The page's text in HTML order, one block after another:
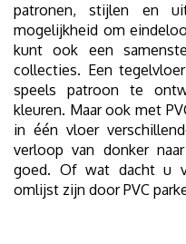
patronen, stijlen en
mogelijkheid om
kunt ook een
collecties. Een
speels patroon te
kleuren. Maar ook met
in één vloer
verloop van donker
goed. Of wat dacht u
omlijst zijn door PVC